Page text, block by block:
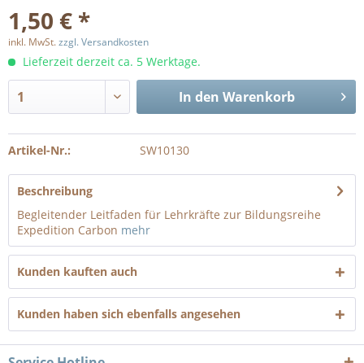
1,50 € *
inkl. MwSt.zzgl. Versandkosten
Lieferzeit derzeit ca. 5 Werktage.
In den Warenkorb
Artikel-Nr.: SW10130
Beschreibung
Begleitender Leitfaden für Lehrkräfte zur Bildungsreihe
Expedition Carbon mehr
Kunden kauften auch
Kunden haben sich ebenfalls angesehen